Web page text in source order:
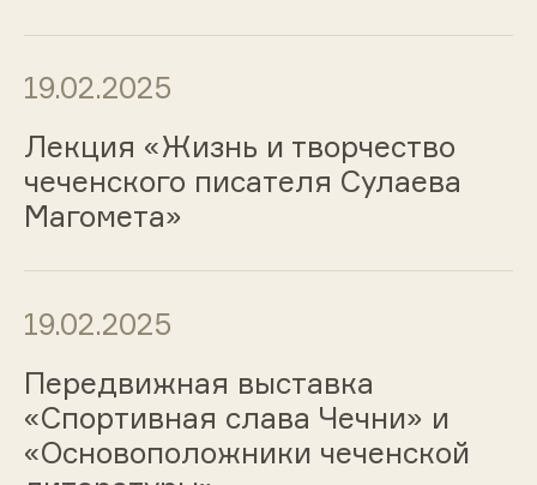
19.02.2025
Лекция «Жизнь и творчество
чеченского писателя Сулаева
Магомета»
19.02.2025
Передвижная выставка
«Спортивная слава Чечни» и
«Основоположники чеченской